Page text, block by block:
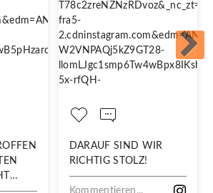
DARAUF SIND WIR
RICHTIG STOLZ!
Kommentieren...